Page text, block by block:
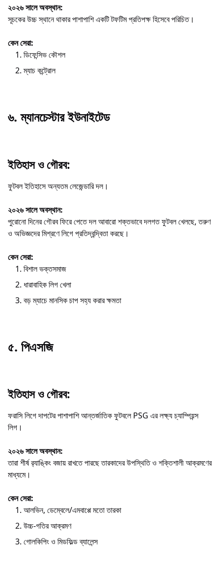
২০২৬ সালে অবস্থান:
সূচকের উচ্চ স্থানে থাকার পাশাপাশি একটি টফটিম প্রতিপক্ষ হিসেবে পরিচিত।
কেন সেরা:
ডিফেন্সিভ কৌশল
ম্যাচ কন্ট্রোল
৬. ম্যানচেস্টার ইউনাইটেড
ইতিহাস ও গৌরব:
ফুটবল ইতিহাসে অন্যতম লেজেন্ডারি দল।
২০২৬ সালে অবস্থান:
পুরোনো দিনের গৌরব ফিরে পেতে দল আবারো শক্তভাবে দলগত ফুটবল খেলছে, তরুণ
ও অভিজ্ঞদের মিশ্রণে লিগে প্রতিদ্বন্দ্বিতা করছে।
কেন সেরা:
বিশাল ভক্তসমাজ
ধারাবাহিক লিগ খেলা
বড় ম্যাচে মানসিক চাপ সহ্য করার ক্ষমতা
৫. পিএসজি
ইতিহাস ও গৌরব:
ফরাসি লিগে দাপটের পাশাপাশি আন্তর্জাতিক ফুটবলে PSG এর লক্ষ্য চ্যাম্পিয়ন্স
লিগ।
২০২৬ সালে অবস্থান:
তারা শীর্ষ র‍্যাঙ্কিং বজায় রাখতে পারছে তারকাদের উপস্থিতি ও শক্তিশালী আক্রমণের
মাধ্যমে।
কেন সেরা:
আলভিন, ডেম্বেলে/এমবাপ্পে মতো তারকা
উচ্চ‑গতির আক্রমণ
গোলকিপিং ও মিডফিল্ড ব্যালেন্স